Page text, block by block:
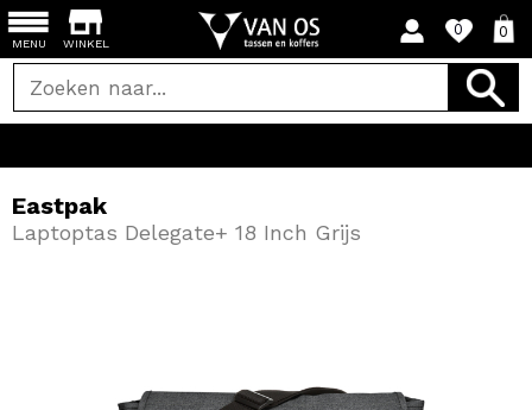
WINKEL
0 0
MENU
Eastpak
Laptoptas Delegate+ 18 Inch Grijs